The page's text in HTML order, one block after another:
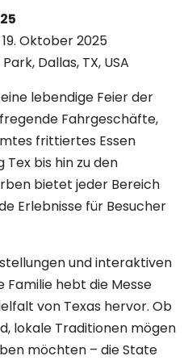
Oktober 2025
Dallas, TX, USA
lebendige Feier der
Fahrgeschäfte,
frittiertes Essen
Tex bis hin zu den
bietet jeder Bereich
Erlebnisse für Besucher
und interaktiven
hebt die Messe
von Texas hervor. Ob
lokale Traditionen mögen
möchten – die State